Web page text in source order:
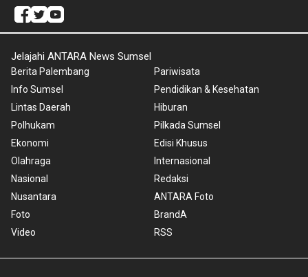
Jelajahi ANTARA News Sumsel
Berita Palembang
Info Sumsel
Lintas Daerah
Polhukam
Ekonomi
Olahraga
Nasional
Nusantara
Foto
Video
Pariwisata
Pendidikan & Kesehatan
Hiburan
Pilkada Sumsel
Edisi Khusus
Internasional
Redaksi
ANTARA Foto
BrandA
RSS